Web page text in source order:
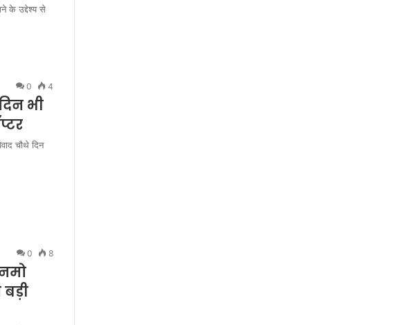
के उद्देश्य से
0 4
भी
चौथे दिन
0 8
बड़ी